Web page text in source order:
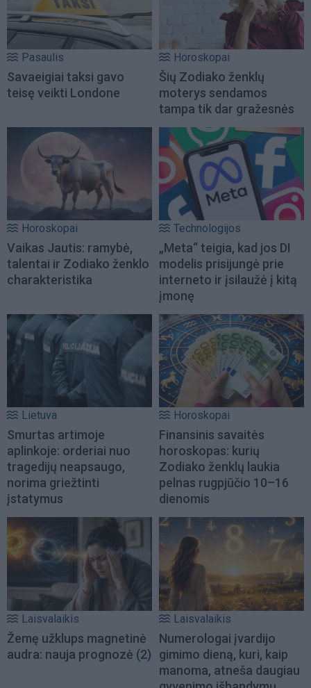
Pasaulis
Savaeigiai taksi gavo
teisę veikti Londone
Horoskopai
Šių Zodiako ženklų
moterys sendamos
tampa tik dar gražesnės
Horoskopai
Vaikas Jautis: ramybė,
talentai ir Zodiako ženklo
charakteristika
Technologijos
„Meta“ teigia, kad jos DI
modelis prisijungė prie
interneto ir įsilaužė į kitą
įmonę
Lietuva
Smurtas artimoje
aplinkoje: orderiai nuo
tragedijų neapsaugo,
norima griežtinti
įstatymus
Horoskopai
Finansinis savaitės
horoskopas: kurių
Zodiako ženklų laukia
pelnas rugpjūčio 10–16
dienomis
Laisvalaikis
Žemę užklups magnetinė
audra: nauja prognozė (2)
Laisvalaikis
Numerologai įvardijo
gimimo dieną, kuri, kaip
manoma, atneša daugiau